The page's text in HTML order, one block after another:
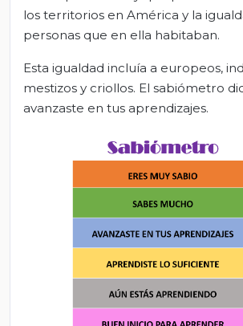
los territorios en América y la
personas que en ella habitaban.
Esta igualdad incluía a europeos,
mestizos y criollos. El sabiómetro
avanzaste en tus aprendizajes.